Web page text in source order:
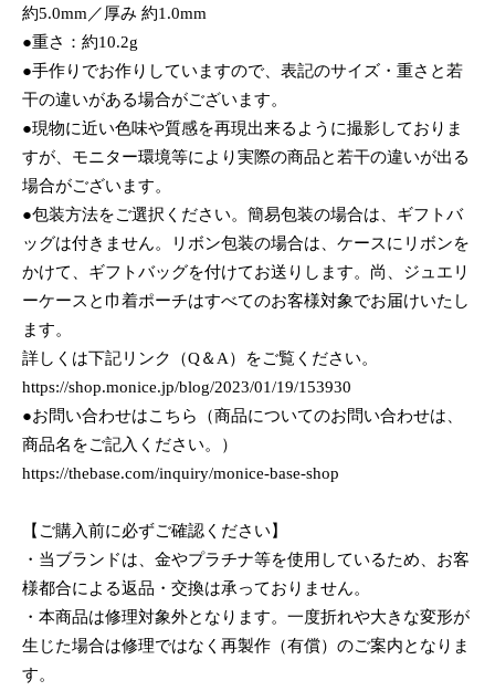
約5.0mm／厚み 約1.0mm
●重さ：約10.2g
●手作りでお作りしていますので、表記のサイズ・重さと若
干の違いがある場合がございます。
●現物に近い色味や質感を再現出来るように撮影しておりま
すが、モニター環境等により実際の商品と若干の違いが出る
場合がございます。
●包装方法をご選択ください。簡易包装の場合は、ギフトバ
ッグは付きません。リボン包装の場合は、ケースにリボンを
かけて、ギフトバッグを付けてお送りします。尚、ジュエリ
ーケースと巾着ポーチはすべてのお客様対象でお届けいたし
ます。
詳しくは下記リンク（Q＆A）をご覧ください。
https://shop.monice.jp/blog/2023/01/19/153930
●お問い合わせはこちら（商品についてのお問い合わせは、
商品名をご記入ください。）
https://thebase.com/inquiry/monice-base-shop
【ご購入前に必ずご確認ください】
・当ブランドは、金やプラチナ等を使用しているため、お客
様都合による返品・交換は承っておりません。
・本商品は修理対象外となります。一度折れや大きな変形が
生じた場合は修理ではなく再製作（有償）のご案内となりま
す。